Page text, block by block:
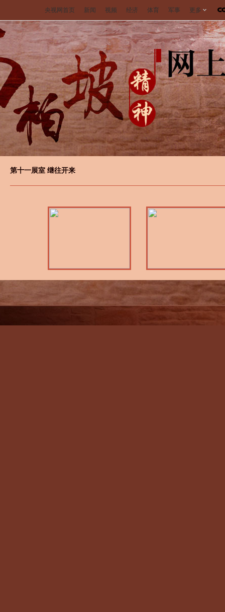
央视网首页 新闻 视频 经济 体育 军事 更多
第十一展室 继往开来